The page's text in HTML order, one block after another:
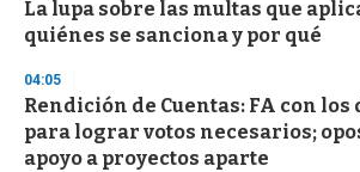
La lupa sobre las multas que
quiénes se sanciona y por qué
04:05
Rendición de Cuentas: FA con los
para lograr votos necesarios;
apoyo a proyectos aparte